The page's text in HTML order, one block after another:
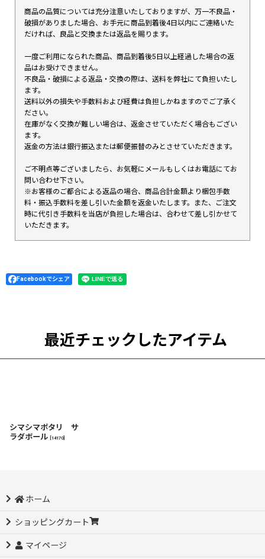
商品の品質については充分注意いたしておりますが、万一不良品・
破損がありました場合、お手元に商品到着後4日以内にご連絡いた
だければ、良品と交換または返品を賜ります。
一度ご利用になられた商品、商品到着後5日以上経過した場合の返
品はお受けできません。
不良品・破損による返品・交換の際は、送料を弊社にて負担いたし
ます。
送料以外の損失や手数料および経費は負担しかねますのでご了承く
ださい。
在庫がなく交換が難しい場合は、返金させていただく場合もござい
ます。
返金の方法は銀行振込または郵便振替のみとさせていただきます。
ご不明点等ございましたら、お気軽にメールもしくはお電話にてお
問い合わせ下さい。
※お客様のご都合による返品の場合、商品合計金額より梱包手数
料・振込手数料を差し引いた金額を返金いたします。また、ご注文
時に代引き手数料を当店が負担した場合は、合わせて差し引かせて
いただきます。
Facebookでシェア
最近チェックしたアイテム
シマシマポタリ サ
ラダボール
14170]
ホーム
ショッピングカート
マイページ